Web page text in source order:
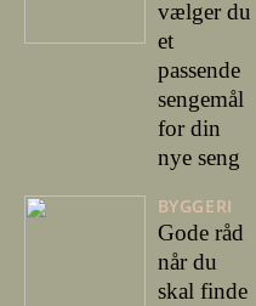
vælger du
et
passende
sengemål
for din
nye seng
BYGGERI
Gode råd
når du
skal finde